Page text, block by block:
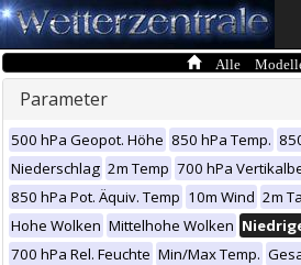
Alle
Parameter
500 hPa Geopot. Höhe 850 hPa Temp.
Niederschlag 2m Temp 700 hPa
850 hPa Pot. Äquiv. Temp 10m Wind 2m
Hohe Wolken Mittelhohe Wolken
700 hPa Rel. Feuchte Min/Max Temp.